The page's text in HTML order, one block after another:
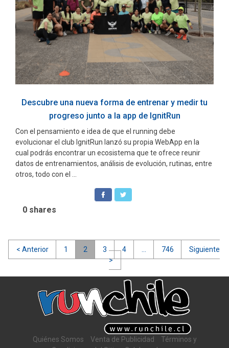
Descubre una nueva forma de entrenar y medir tu
progreso junto a la app de IgnitRun
Con el pensamiento e idea de que el running debe
evolucionar el club IgnitRun lanzó su propia WebApp en la
cual podrás encontrar un ecosistema que te ofrece reunir
datos de entrenamientos, análisis de evolución, rutinas, entre
otros, todo con el ...
0 shares
Navegación
entradas
< Anterior 1 2 3 4 746
Siguiente
>
Quiénes Somos Venta de Publicidad
Términos y